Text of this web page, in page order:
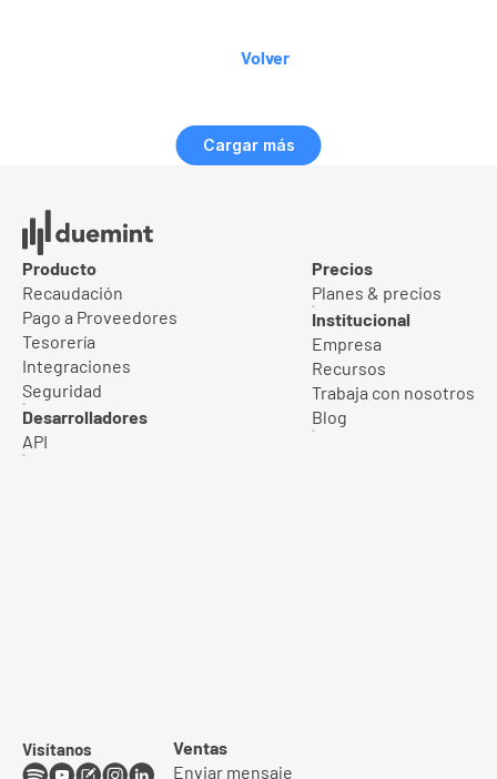
Volver
Cargar más
Producto
Recaudación
Pago a Proveedores
Tesorería
Integraciones
Seguridad
Desarrolladores
API
Precios
Planes & precios
Institucional
Empresa
Recursos
Trabaja con nosotros
Blog
Ventas
Enviar mensaje
Visítanos